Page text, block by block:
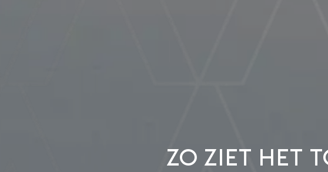
Zo ziet het